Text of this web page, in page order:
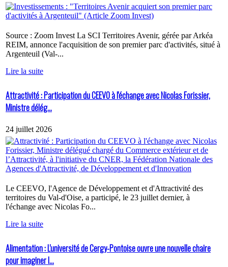
Source : Zoom Invest La SCI Territoires Avenir, gérée par Arkéa
REIM, annonce l'acquisition de son premier parc d'activités, situé à
Argenteuil (Val-...
Lire la suite
Attractivité : Participation du CEEVO à l'échange avec Nicolas Forissier,
Ministre délég...
24 juillet 2026
Le CEEVO, l'Agence de Développement et d'Attractivité des
territoires du Val-d'Oise, a participé, le 23 juillet dernier, à
l'échange avec Nicolas Fo...
Lire la suite
Alimentation : L'université de Cergy-Pontoise ouvre une nouvelle chaire
pour imaginer l...